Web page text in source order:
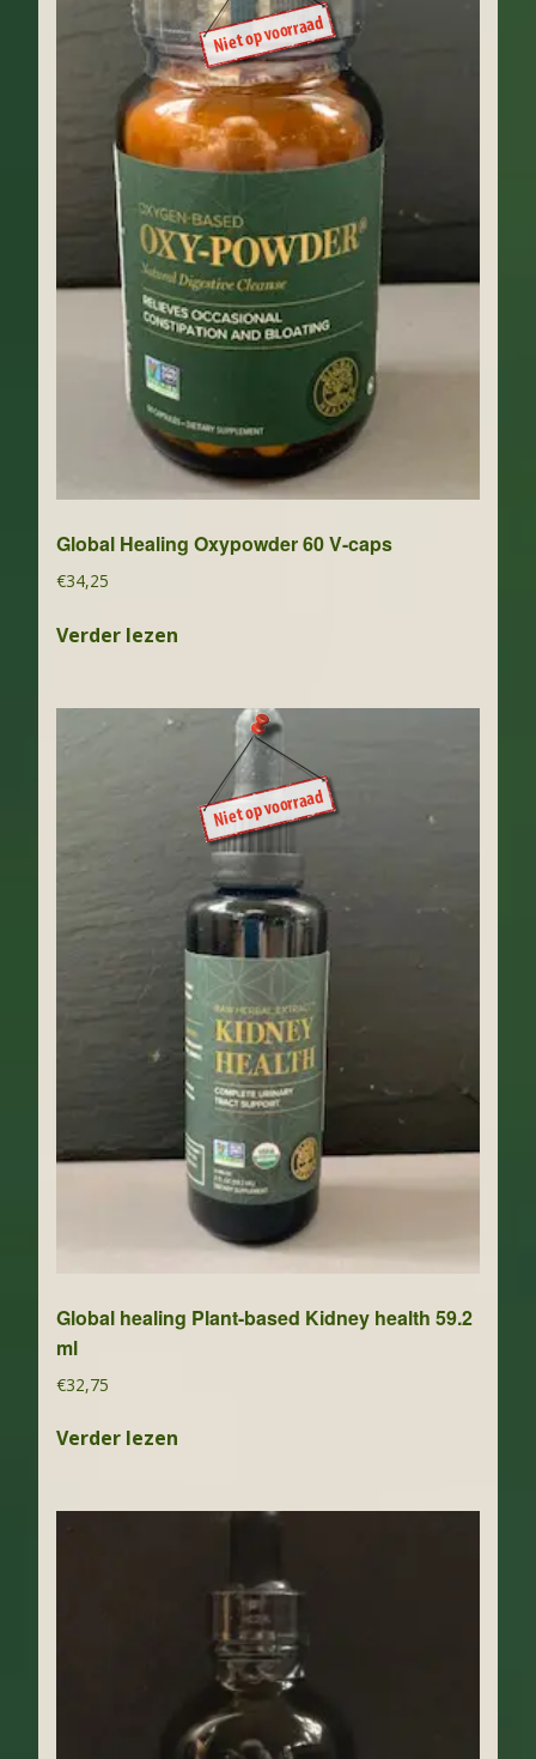
Global Healing Oxypowder 60 V-caps
€34,25
Verder lezen
Global healing Plant-based Kidney health 59.2
ml
€32,75
Verder lezen